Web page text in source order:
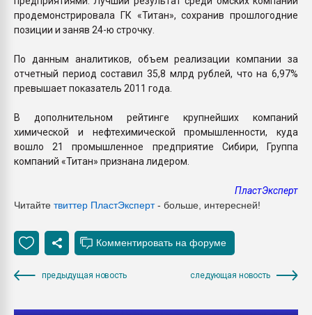
продемонстрировала ГК «Титан», сохранив прошлогодние
позиции и заняв 24-ю строчку.
По данным аналитиков, объем реализации компании за
отчетный период составил 35,8 млрд рублей, что на 6,97%
превышает показатель 2011 года.
В дополнительном рейтинге крупнейших компаний
химической и нефтехимической промышленности, куда
вошло 21 промышленное предприятие Сибири, Группа
компаний «Титан» признана лидером.
ПластЭксперт
Читайте твиттер ПластЭксперт- больше, интересней!
предыдущая новость следующая новость